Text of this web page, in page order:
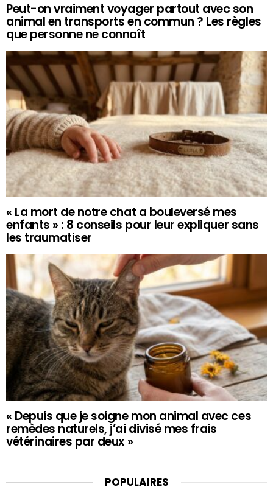
Peut-on vraiment voyager partout avec son
animal en transports en commun ? Les règles
que personne ne connaît
« La mort de notre chat a bouleversé mes
enfants » : 8 conseils pour leur expliquer sans
les traumatiser
« Depuis que je soigne mon animal avec ces
remèdes naturels, j’ai divisé mes frais
vétérinaires par deux »
POPULAIRES